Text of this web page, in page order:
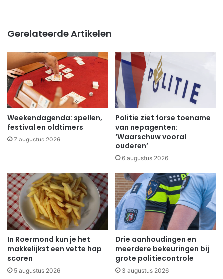
Gerelateerde Artikelen
Weekendagenda: spellen,
festival en oldtimers
7 augustus 2026
Politie ziet forse toename
van nepagenten:
‘Waarschuw vooral
ouderen’
6 augustus 2026
In Roermond kun je het
makkelijkst een vette hap
scoren
5 augustus 2026
Drie aanhoudingen en
meerdere bekeuringen bij
grote politiecontrole
3 augustus 2026